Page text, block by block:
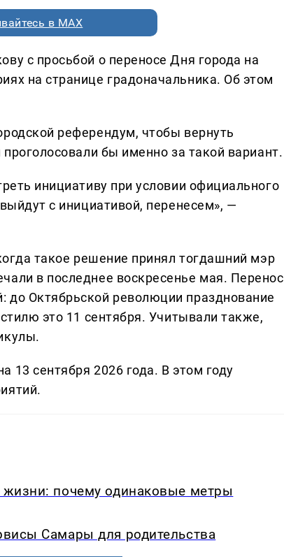
в MAX
с просьбой о переносе Дня города на
на странице градоначальника. Об этом
референдум, чтобы вернуть
бы именно за такой вариант.
инициативу при условии официального
с инициативой, перенесем», —
такое решение принял тогдашний мэр
в последнее воскресенье мая. Перенос
до Октябрьской революции празднование
это 11 сентября. Учитывали также,
13 сентября 2026 года. В этом году
жизни: почему одинаковые метры
Самары для родительства